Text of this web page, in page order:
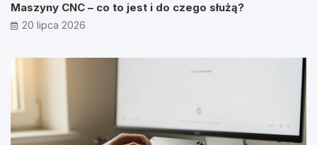
Maszyny CNC – co to jest i do czego służą?
20 lipca 2026